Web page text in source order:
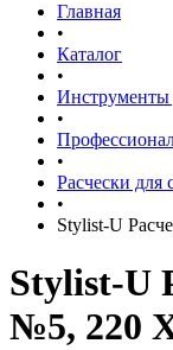
Главная
•
Каталог
•
Инструменты
•
•
Расчески для
•
Stylist-U
Stylist-U
№5, 220